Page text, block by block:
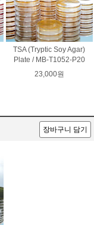
TSA (Tryptic Soy Agar)
Plate / MB-T1052-P20
23,000원
장바구니 담기